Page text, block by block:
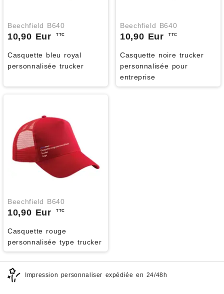
Beechfield B640
10,90 Eur TTC
Casquette bleu royal
personnalisée trucker
Beechfield B640
10,90 Eur TTC
Casquette noire trucker
personnalisée pour
entreprise
Beechfield B640
10,90 Eur TTC
Casquette rouge
personnalisée type trucker
Impression personnaliser expédiée en 24/48h